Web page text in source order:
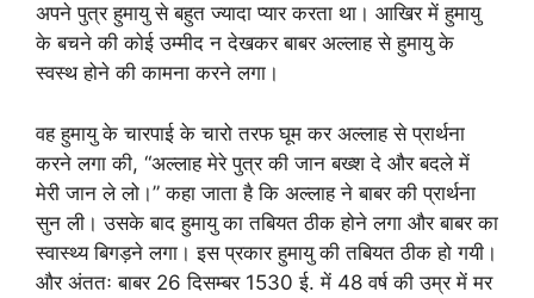
अपने पुत्र हुमायु से बहुत ज्यादा प्यार करता था। आखिर में हुमायु
के बचने की कोई उम्मीद न देखकर बाबर अल्लाह से हुमायु के
स्वस्थ होने की कामना करने लगा।
वह हुमायु के चारपाई के चारो तरफ घूम कर अल्लाह से प्रार्थना
करने लगा की, “अल्लाह मेरे पुत्र की जान बख्श दे और बदले में
मेरी जान ले लो।” कहा जाता है कि अल्लाह ने बाबर की प्रार्थना
सुन ली। उसके बाद हुमायु का तबियत ठीक होने लगा और बाबर का
स्वास्थ्य बिगड़ने लगा। इस प्रकार हुमायु की तबियत ठीक हो गयी।
और अंततः बाबर 26 दिसम्बर 1530 ई. में 48 वर्ष की उम्र में मर